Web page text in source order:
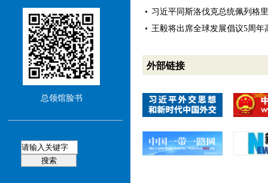
总领馆脸书
习近平同斯洛伐克总统佩列格
王毅将出席全球发展倡议5周年
外部链接